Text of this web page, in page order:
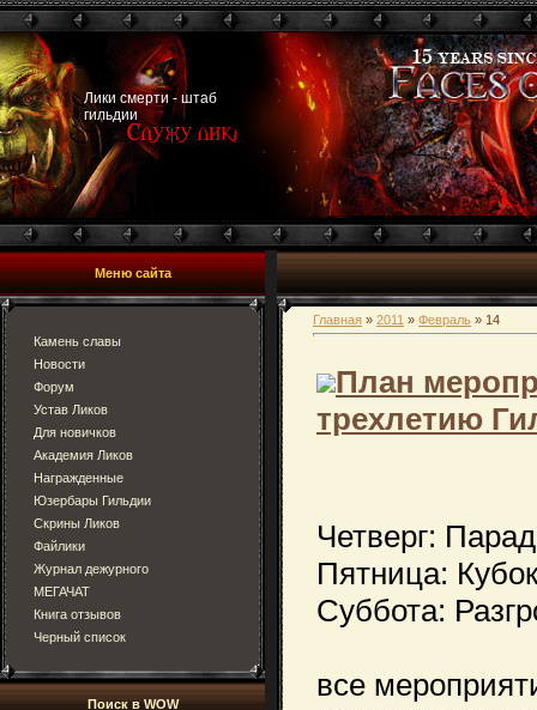
Лики смерти - штаб
гильдии
Меню сайта
Камень славы
Новости
Форум
Устав Ликов
Для новичков
Академия Ликов
Награжденные
Юзербары Гильдии
Скрины Ликов
Файлики
Журнал дежурного
МЕГАЧАТ
Книга отзывов
Черный список
Поиск в WOW
Главная » 2011 » Февраль » 14
План
трехлетию
Четверг:
Пятница:
Суббота:
все